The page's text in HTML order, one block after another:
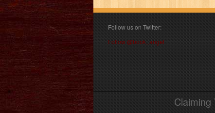
Follow us on Twitter:
Follow @book_angel